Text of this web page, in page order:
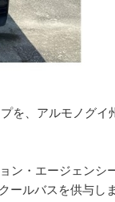
を、アルモノグ
ン・エージェンシ
ルバスを供与しま